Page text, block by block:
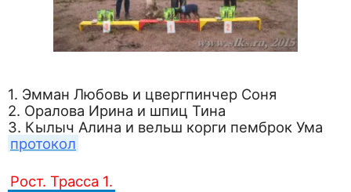
1. Эмман Любовь и цвергпинчер Соня
2. Оралова Ирина и шпиц Тина
3. Кылыч Алина и вельш корги пемброк Ума
протокол
Рост. Трасса 1.